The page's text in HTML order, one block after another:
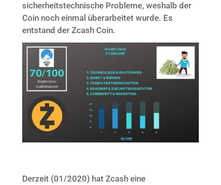
sicherheitstechnische Probleme, weshalb der
Coin noch einmal überarbeitet wurde. Es
entstand der Zcash Coin.
Derzeit (01/2020) hat Zcash eine